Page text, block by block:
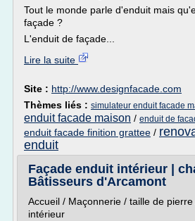
Tout le monde parle d'enduit mais
façade ?
L'enduit de façade...
Lire la suite
Site : http://www.designfacade.com
Thèmes liés : simulateur enduit facade
enduit facade maison / enduit de
enduit facade finition grattee /
enduit
Façade enduit intérieur |
Bâtisseurs d'Arcamont
Accueil / Maçonnerie / taille de
intérieur